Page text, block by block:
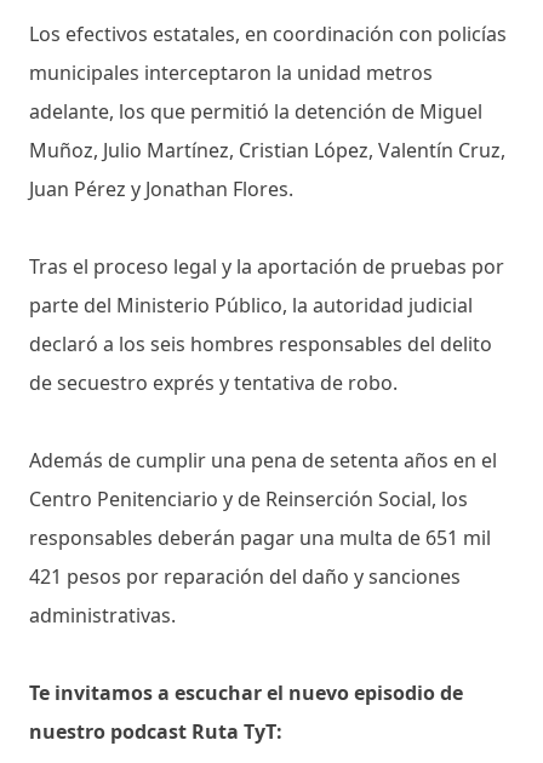
Los efectivos estatales, en coordinación con policías
municipales interceptaron la unidad metros
adelante, los que permitió la detención de Miguel
Muñoz, Julio Martínez, Cristian López, Valentín Cruz,
Juan Pérez y Jonathan Flores.
Tras el proceso legal y la aportación de pruebas por
parte del Ministerio Público, la autoridad judicial
declaró a los seis hombres responsables del delito
de secuestro exprés y tentativa de robo.
Además de cumplir una pena de setenta años en el
Centro Penitenciario y de Reinserción Social, los
responsables deberán pagar una multa de 651 mil
421 pesos por reparación del daño y sanciones
administrativas.
Te invitamos a escuchar el nuevo episodio de
nuestro podcast Ruta TyT: